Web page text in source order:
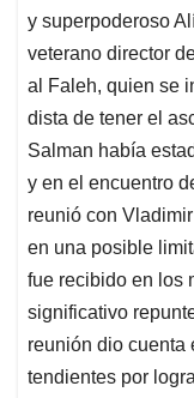
y superpoderoso
veterano director
al Faleh, quien se
dista de tener el
Salman había
y en el encuentro
reunió con
en una posible
fue recibido en los
significativo
reunión dio cuenta
tendientes por